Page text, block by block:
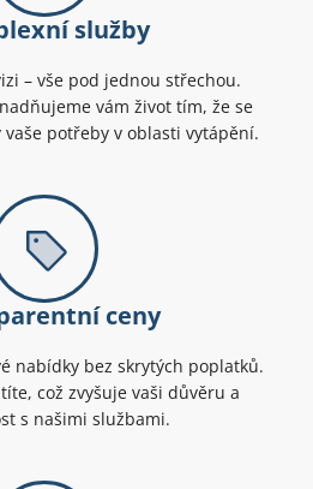
služby
– vše pod jednou střechou.
vám život tím, že se
potřeby v oblasti vytápění.
ceny
nabídky bez skrytých poplatků.
což zvyšuje vaši důvěru a
s našimi službami.